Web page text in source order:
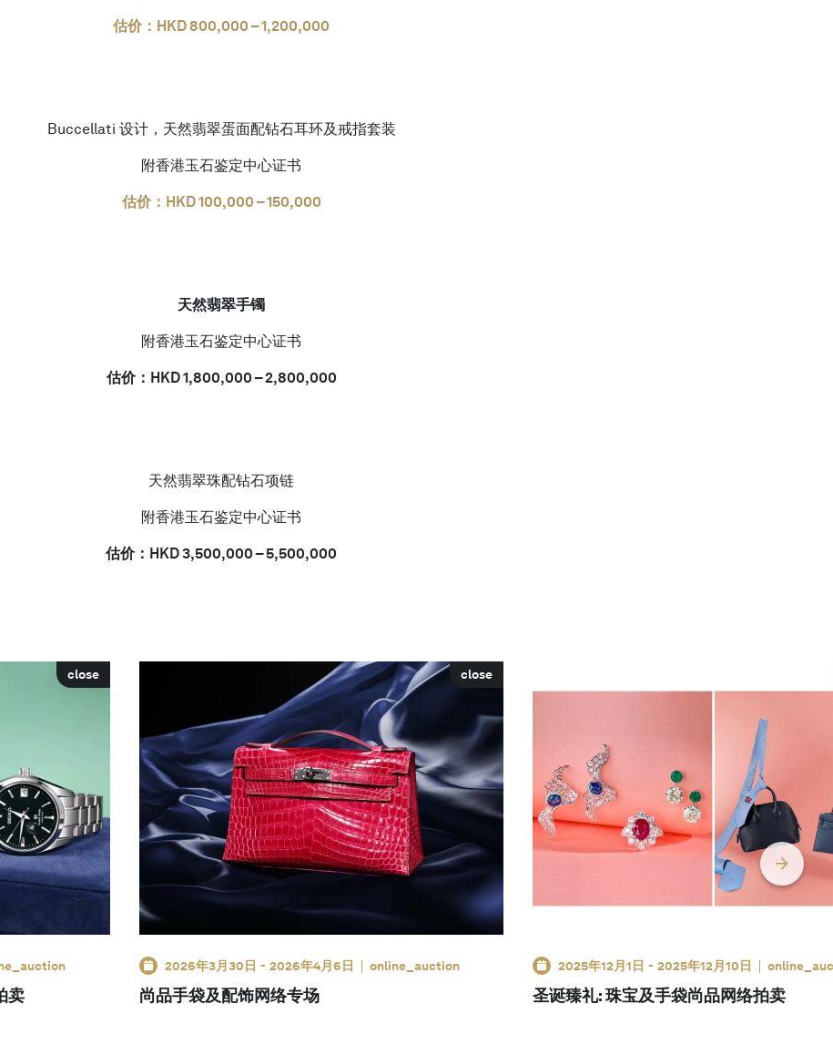
估价：HKD 800,000 – 1,200,000
Buccellati 设计，天然翡翠蛋面配钻石耳环及戒指套装
附香港玉石鉴定中心证书
估价：HKD 100,000 – 150,000
天然翡翠手镯
附香港玉石鉴定中心证书
估价： HKD 1,800,000 – 2,800,000
天然翡翠珠配钻石项链
附香港玉石鉴定中心证书
估价： HKD 3,500,000 – 5,500,000
close
卖
close
2026年3月30日 - 2026年4月6日 online_auction
尚品手袋及配饰网络专场
2025年12月1日 - 2025年12月10日
圣诞臻礼: 珠宝及手袋尚品网络拍卖